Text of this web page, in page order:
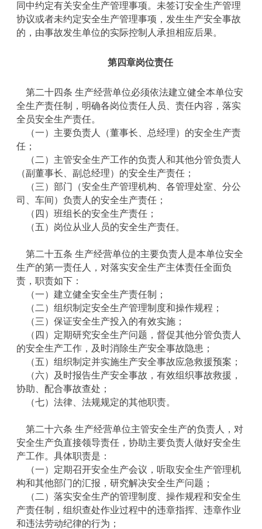
同中约定有关安全生产管理事项。未签订安全生产管理
协议或者未约定安全生产管理事项，发生生产安全事故
的，由事故发生单位的实际控制人承担相应后果。
第四章岗位责任
第二十四条 生产经营单位必须依法建立健全本单位安
全生产责任制，明确各岗位责任人员、责任内容，落实
全员安全生产责任。
（一）主要负责人（董事长、总经理）的安全生产责
任；
（二）主管安全生产工作的负责人和其他分管负责人
（副董事长、副总经理）的安全生产责任；
（三）部门（安全生产管理机构、各管理处室、分公
司、车间）负责人的安全生产责任；
（四）班组长的安全生产责任；
（五）岗位从业人员的安全生产责任。
第二十五条 生产经营单位的主要负责人是本单位安全
生产的第一责任人，对落实安全生产主体责任全面负
责，职责如下：
（一）建立健全安全生产责任制；
（二）组织制定安全生产管理制度和操作规程；
（三）保证安全生产投入的有效实施；
（四）定期研究安全生产问题，督促其他分管负责人
的安全生产工作，及时消除生产安全事故隐患；
（五）组织制定并实施生产安全事故应急救援预案；
（六）及时报告生产安全事故，有效组织事故救援，
协助、配合事故查处；
（七）法律、法规规定的其他职责。
第二十六条 生产经营单位主管安全生产的负责人，对
安全生产负直接领导责任，协助主要负责人做好安全生
产工作。具体职责是：
（一）定期召开安全生产会议，听取安全生产管理机
构和其他部门的汇报，研究解决安全生产问题；
（二）落实安全生产的管理制度、操作规程和安全生
产责任制，组织查处作业过程中的违章指挥、违章作业
和违法劳动纪律的行为；